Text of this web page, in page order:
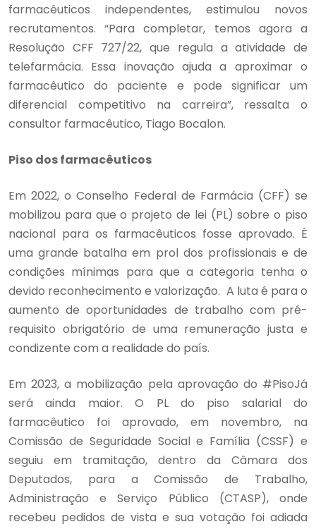
farmacêuticos independentes, estimulou novos
recrutamentos. “Para completar, temos agora a
Resolução CFF 727/22, que regula a atividade de
telefarmácia. Essa inovação ajuda a aproximar o
farmacêutico do paciente e pode significar um
diferencial competitivo na carreira”, ressalta o
consultor farmacêutico, Tiago Bocalon.
Piso dos farmacêuticos
Em 2022, o Conselho Federal de Farmácia (CFF) se
mobilizou para que o projeto de lei (PL) sobre o piso
nacional para os farmacêuticos fosse aprovado. É
uma grande batalha em prol dos profissionais e de
condições mínimas para que a categoria tenha o
devido reconhecimento e valorização. A luta é para o
aumento de oportunidades de trabalho com pré-
requisito obrigatório de uma remuneração justa e
condizente com a realidade do país.
Em 2023, a mobilização pela aprovação do #PisoJá
será ainda maior. O PL do piso salarial do
farmacêutico foi aprovado, em novembro, na
Comissão de Seguridade Social e Família (CSSF) e
seguiu em tramitação, dentro da Câmara dos
Deputados, para a Comissão de Trabalho,
Administração e Serviço Público (CTASP), onde
recebeu pedidos de vista e sua votação foi adiada